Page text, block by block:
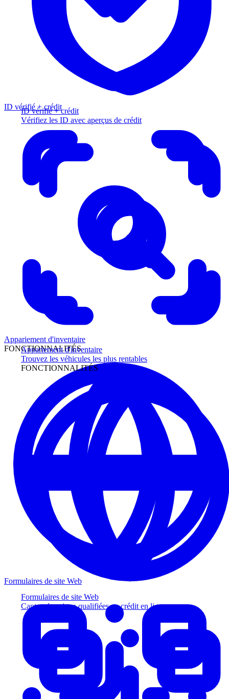
ID vérifié + crédit
Vérifiez les ID avec aperçus de crédit
Appariement d'inventaire
Trouvez les véhicules les plus rentables
FONCTIONNALITÉS
Formulaires de site Web
Captez des pistes qualifiées au crédit en ligne
ID vérifié + crédit
Appariement d'inventaire
FONCTIONNALITÉS
Formulaires de site Web